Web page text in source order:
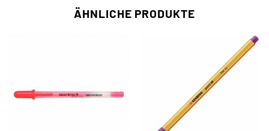
ÄHNLICHE PRODUKTE